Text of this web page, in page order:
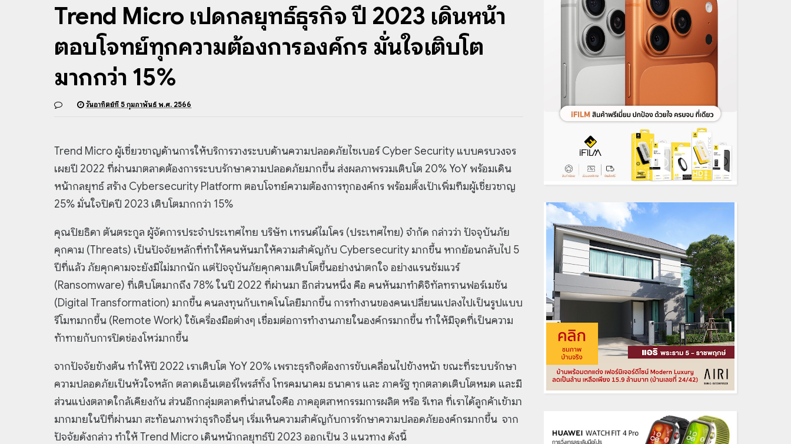
Trend Micro เปิดกลยุทธ์ธุรกิจ ปี 2023 เดินหน้า
ตอบโจทย์ทุกความต้องการองค์กร มั่นใจเติบโต
มากกว่า 15%
วันอาทิตย์ที่ 5 กุมภาพันธ์ พ.ศ. 2566
Trend Micro ผู้เชี่ยวชาญด้านการให้บริการวางระบบด้านความปลอดภัยไซเบอร์ Cyber Security แบบครบวงจร
เผยปี 2022 ที่ผ่านมาตลาดต้องการระบบรักษาความปลอดภัยมากขึ้น ส่งผลภาพรวมเติบโต 20% YoY พร้อมเดิน
หน้ากลยุทธ์ สร้าง Cybersecurity Platform ตอบโจทย์ความต้องการทุกองค์กร พร้อมตั้งเป้าเพิ่มทีมผู้เชี่ยวชาญ
25% มั่นใจปิดปี 2023 เติบโตมากกว่า 15%
คุณปิยธิดา ตันตระกูล ผู้จัดการประจำประเทศไทย บริษัท เทรนด์ไมโคร (ประเทศไทย) จำกัด กล่าวว่า ปัจจุบันภัย
คุกคาม (Threats) เป็นปัจจัยหลักที่ทำให้คนหันมาให้ความสำคัญกับ Cybersecurity มากขึ้น หากย้อนกลับไป 5
ปีที่แล้ว ภัยคุกคามจะยังมีไม่มากนัก แต่ปัจจุบันภัยคุกคามเติบโตขึ้นอย่างน่าตกใจ อย่างแรนซัมแวร์
(Ransomware) ที่เติบโตมากถึง 78% ในปี 2022 ที่ผ่านมา อีกส่วนหนึ่ง คือ คนหันมาทำดิจิทัลทรานฟอร์เมชัน
(Digital Transformation) มากขึ้น คนลงทุนกับเทคโนโลยีมากขึ้น การทำงานของคนเปลี่ยนแปลงไปเป็นรูปแบบ
รีโมทมากขึ้น (Remote Work) ใช้เครื่องมือต่างๆ เชื่อมต่อการทำงานภายในองค์กรมากขึ้น ทำให้มีจุดที่เป็นความ
ท้าทายกับการปิดช่องโหว่มากขึ้น
จากปัจจัยข้างต้น ทำให้ปี 2022 เราเติบโต YoY 20% เพราะธุรกิจต้องการขับเคลื่อนไปข้างหน้า ขณะที่ระบบรักษา
ความปลอดภัยเป็นหัวใจหลัก ตลาดเอ็นเตอร์ไพรส์ทั้ง โทรคมนาคม ธนาคาร และ ภาครัฐ ทุกตลาดเติบโตหมด และมี
ส่วนแบ่งตลาดใกล้เคียงกัน ส่วนอีกกลุ่มตลาดที่น่าสนใจคือ ภาคอุตสาหกรรมการผลิต หรือ รีเทล ที่เราได้ลูกค้าเข้ามา
มากมายในปีที่ผ่านมา สะท้อนภาพว่าธุรกิจอื่นๆ เริ่มเห็นความสำคัญกับการรักษาความปลอดภัยองค์กรมากขึ้น จาก
ปัจจัยดังกล่าว ทำให้ Trend Micro เดินหน้ากลยุทธ์ปี 2023 ออกเป็น 3 แนวทาง ดังนี้